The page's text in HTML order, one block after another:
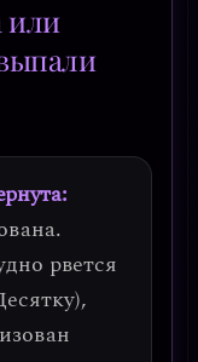
или
рвется